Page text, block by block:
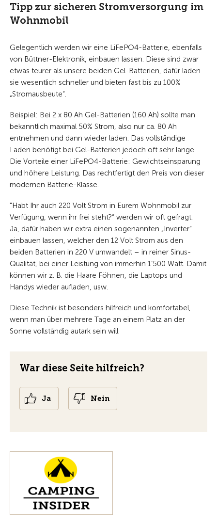
Tipp zur sicheren Stromversorgung im
Wohnmobil
Gelegentlich werden wir eine LiFePO4-Batterie, ebenfalls
von Büttner-Elektronik, einbauen lassen. Diese sind zwar
etwas teurer als unsere beiden Gel-Batterien, dafür laden
sie wesentlich schneller und bieten fast bis zu 100%
„Stromausbeute“.
Beispiel: Bei 2 x 80 Ah Gel-Batterien (160 Ah) sollte man
bekanntlich maximal 50% Strom, also nur ca. 80 Ah
entnehmen und dann wieder laden. Das vollständige
Laden benötigt bei Gel-Batterien jedoch oft sehr lange.
Die Vorteile einer LiFePO4-Batterie: Gewichtseinsparung
und höhere Leistung. Das rechtfertigt den Preis von dieser
modernen Batterie-Klasse.
"Habt Ihr auch 220 Volt Strom in Eurem Wohnmobil zur
Verfügung, wenn ihr frei steht?“ werden wir oft gefragt.
Ja, dafür haben wir extra einen sogenannten „Inverter“
einbauen lassen, welcher den 12 Volt Strom aus den
beiden Batterien in 220 V umwandelt – in reiner Sinus-
Qualität, bei einer Leistung von immerhin 1‘500 Watt. Damit
können wir z. B. die Haare Föhnen, die Laptops und
Handys wieder aufladen, usw.
Diese Technik ist besonders hilfreich und komfortabel,
wenn man über mehrere Tage an einem Platz an der
Sonne vollständig autark sein will.
War diese Seite hilfreich?
Ja Nein